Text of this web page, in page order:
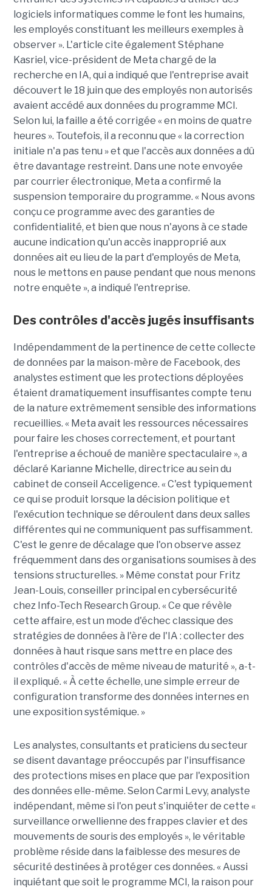
logiciels informatiques comme le font les humains,
les employés constituant les meilleurs exemples à
observer ». L'article cite également Stéphane
Kasriel, vice-président de Meta chargé de la
recherche en IA, qui a indiqué que l'entreprise avait
découvert le 18 juin que des employés non autorisés
avaient accédé aux données du programme MCI.
Selon lui, la faille a été corrigée « en moins de quatre
heures ». Toutefois, il a reconnu que « la correction
initiale n'a pas tenu » et que l'accès aux données a dû
être davantage restreint. Dans une note envoyée
par courrier électronique, Meta a confirmé la
suspension temporaire du programme. « Nous avons
conçu ce programme avec des garanties de
confidentialité, et bien que nous n'ayons à ce stade
aucune indication qu'un accès inapproprié aux
données ait eu lieu de la part d'employés de Meta,
nous le mettons en pause pendant que nous menons
notre enquête », a indiqué l'entreprise.
Des contrôles d'accès jugés insuffisants
Indépendamment de la pertinence de cette collecte
de données par la maison-mère de Facebook, des
analystes estiment que les protections déployées
étaient dramatiquement insuffisantes compte tenu
de la nature extrêmement sensible des informations
recueillies. « Meta avait les ressources nécessaires
pour faire les choses correctement, et pourtant
l'entreprise a échoué de manière spectaculaire », a
déclaré Karianne Michelle, directrice au sein du
cabinet de conseil Acceligence. « C'est typiquement
ce qui se produit lorsque la décision politique et
l'exécution technique se déroulent dans deux salles
différentes qui ne communiquent pas suffisamment.
C'est le genre de décalage que l'on observe assez
fréquemment dans des organisations soumises à des
tensions structurelles. » Même constat pour Fritz
Jean-Louis, conseiller principal en cybersécurité
chez Info-Tech Research Group. « Ce que révèle
cette affaire, est un mode d'échec classique des
stratégies de données à l'ère de l'IA : collecter des
données à haut risque sans mettre en place des
contrôles d'accès de même niveau de maturité », a-t-
il expliqué. « À cette échelle, une simple erreur de
configuration transforme des données internes en
une exposition systémique. »
Les analystes, consultants et praticiens du secteur
se disent davantage préoccupés par l'insuffisance
des protections mises en place que par l'exposition
des données elle-même. Selon Carmi Levy, analyste
indépendant, même si l'on peut s'inquiéter de cette «
surveillance orwellienne des frappes clavier et des
mouvements de souris des employés », le véritable
problème réside dans la faiblesse des mesures de
sécurité destinées à protéger ces données. « Aussi
inquiétant que soit le programme MCI, la raison pour